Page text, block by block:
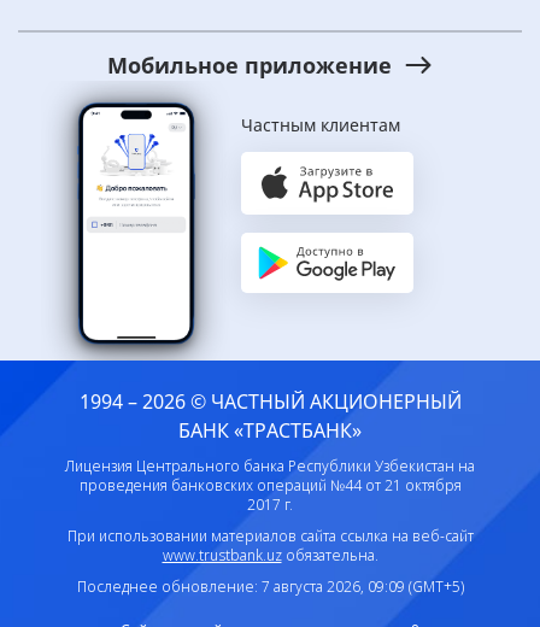
Мобильное приложение
Частным клиентам
1994 – 2026 © ЧАСТНЫЙ АКЦИОНЕРНЫЙ
БАНК «ТРАСТБАНК»
Лицензия Центрального банка Республики Узбекистан на
проведения банковских операций №44 от 21 октября
2017 г.
При использовании материалов сайта ссылка на веб-сайт
www.trustbank.uzобязательна.
Последнее обновление: 7 августа 2026, 09:09 (GMT+5)